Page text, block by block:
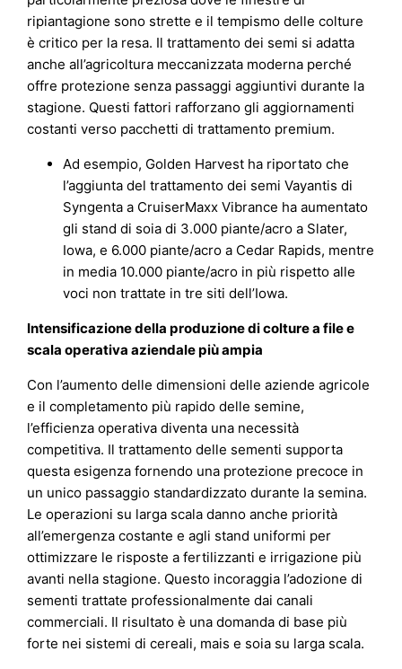
ripiantagione sono strette e il tempismo delle colture
è critico per la resa. Il trattamento dei semi si adatta
anche all’agricoltura meccanizzata moderna perché
offre protezione senza passaggi aggiuntivi durante la
stagione. Questi fattori rafforzano gli aggiornamenti
costanti verso pacchetti di trattamento premium.
Ad esempio, Golden Harvest ha riportato che
l’aggiunta del trattamento dei semi Vayantis di
Syngenta a CruiserMaxx Vibrance ha aumentato
gli stand di soia di 3.000 piante/acro a Slater,
Iowa, e 6.000 piante/acro a Cedar Rapids, mentre
in media 10.000 piante/acro in più rispetto alle
voci non trattate in tre siti dell’Iowa.
Intensificazione della produzione di colture a file e
scala operativa aziendale più ampia
Con l’aumento delle dimensioni delle aziende agricole
e il completamento più rapido delle semine,
l’efficienza operativa diventa una necessità
competitiva. Il trattamento delle sementi supporta
questa esigenza fornendo una protezione precoce in
un unico passaggio standardizzato durante la semina.
Le operazioni su larga scala danno anche priorità
all’emergenza costante e agli stand uniformi per
ottimizzare le risposte a fertilizzanti e irrigazione più
avanti nella stagione. Questo incoraggia l’adozione di
sementi trattate professionalmente dai canali
commerciali. Il risultato è una domanda di base più
forte nei sistemi di cereali, mais e soia su larga scala.